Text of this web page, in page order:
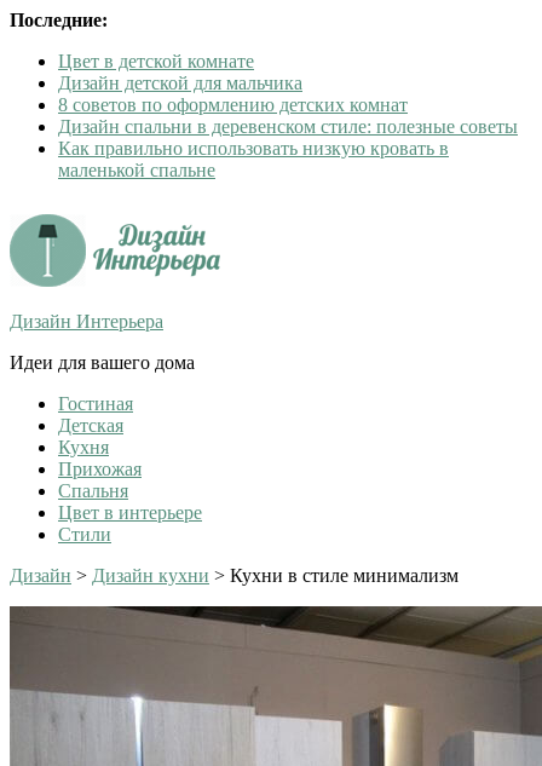
Последние:
Цвет в детской комнате
Дизайн детской для мальчика
8 советов по оформлению детских комнат
Дизайн спальни в деревенском стиле: полезные советы
Как правильно использовать низкую кровать в
маленькой спальне
Дизайн Интерьера
Идеи для вашего дома
Гостиная
Детская
Кухня
Прихожая
Спальня
Цвет в интерьере
Стили
Дизайн > Дизайн кухни > Кухни в стиле минимализм